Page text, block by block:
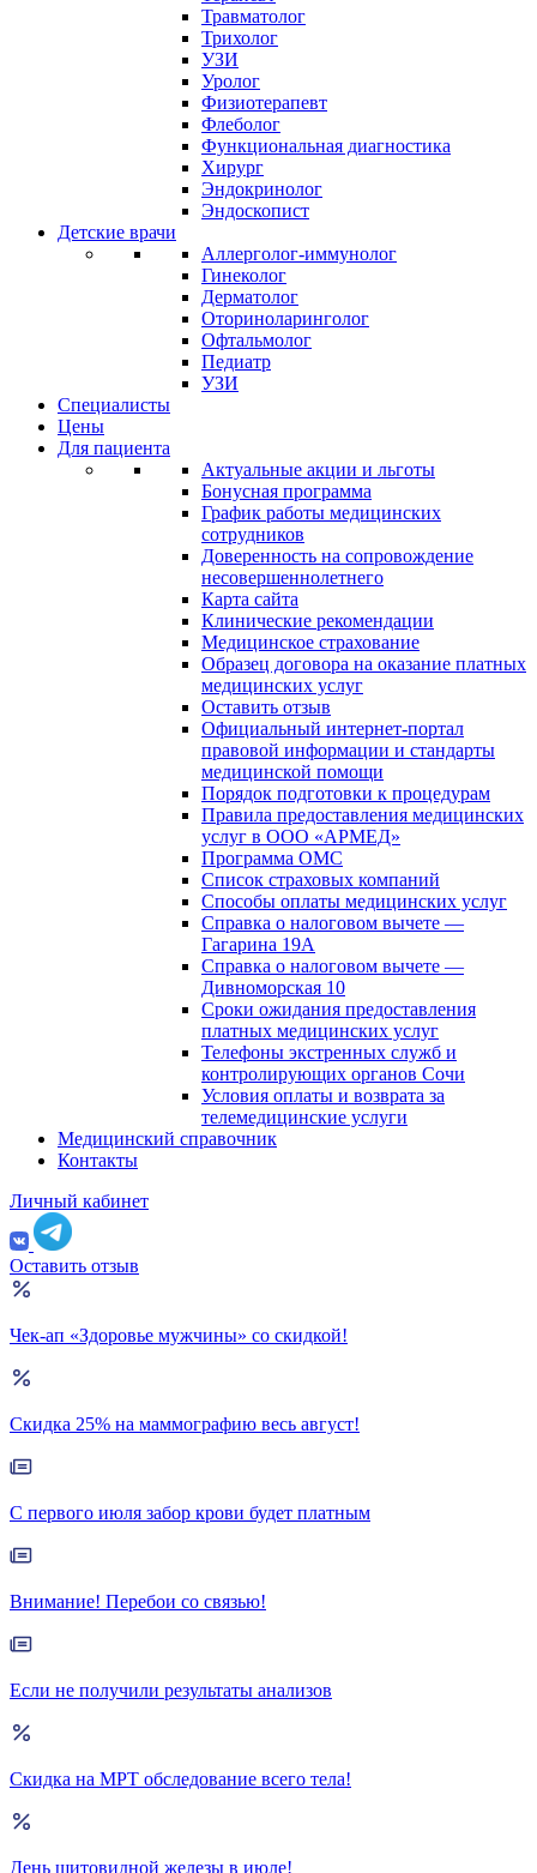
Травматолог
Трихолог
УЗИ
Уролог
Физиотерапевт
Флеболог
Функциональная диагностика
Хирург
Эндокринолог
Эндоскопист
Детские врачи
Аллерголог-иммунолог
Гинеколог
Дерматолог
Оториноларинголог
Офтальмолог
Педиатр
УЗИ
Специалисты
Цены
Для пациента
Актуальные акции и льготы
Бонусная программа
График работы медицинских
сотрудников
Доверенность на сопровождение
несовершеннолетнего
Карта сайта
Клинические рекомендации
Медицинское страхование
Образец договора на оказание платных
медицинских услуг
Оставить отзыв
Официальный интернет-портал
правовой информации и стандарты
медицинской помощи
Порядок подготовки к процедурам
Правила предоставления медицинских
услуг в ООО «АРМЕД»
Программа ОМС
Список страховых компаний
Способы оплаты медицинских услуг
Справка о налоговом вычете —
Гагарина 19А
Справка о налоговом вычете —
Дивноморская 10
Сроки ожидания предоставления
платных медицинских услуг
Телефоны экстренных служб и
контролирующих органов Сочи
Условия оплаты и возврата за
телемедицинские услуги
Медицинский справочник
Контакты
Личный кабинет
Оставить отзыв
Чек-ап «Здоровье мужчины» со скидкой!
Скидка 25% на маммографию весь август!
С первого июля забор крови будет платным
Внимание! Перебои со связью!
Если не получили результаты анализов
Скидка на МРТ обследование всего тела!
День щитовидной железы в июле!